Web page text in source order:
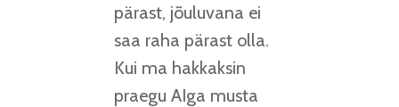
pärast, jõuluvana ei
saa raha pärast olla.
Kui ma hakkaksin
praegu AIga musta